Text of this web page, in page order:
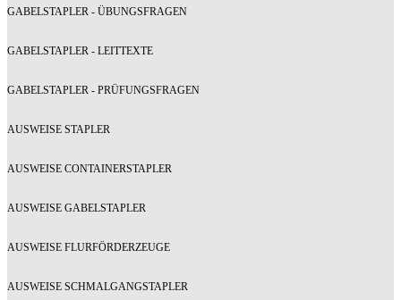
GABELSTAPLER - ÜBUNGSFRAGEN
GABELSTAPLER - LEITTEXTE
GABELSTAPLER - PRÜFUNGSFRAGEN
AUSWEISE STAPLER
AUSWEISE CONTAINERSTAPLER
AUSWEISE GABELSTAPLER
AUSWEISE FLURFÖRDERZEUGE
AUSWEISE SCHMALGANGSTAPLER